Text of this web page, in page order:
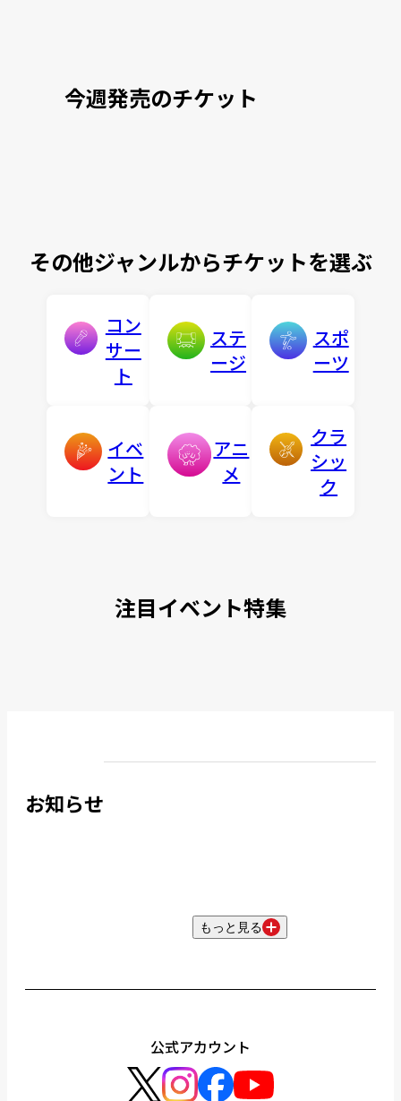
今週発売のチケット
その他ジャンルからチケットを選ぶ
コン
サー
ト
ステ
ージ
スポ
ーツ
イベ
ント
アニ
メ
クラ
シッ
ク
注目イベント特集
お知らせ
もっと見る
公式アカウント